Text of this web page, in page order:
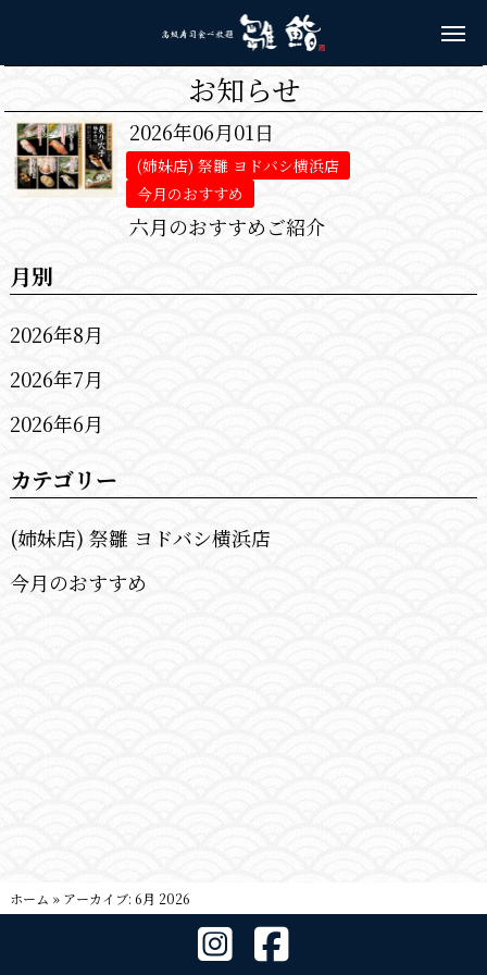
お知らせ
2026年06月01日
(姉妹店) 祭雛 ヨドバシ横浜店
今月のおすすめ
六月のおすすめご紹介
月別
2026年8月
2026年7月
2026年6月
カテゴリー
(姉妹店) 祭雛 ヨドバシ横浜店
今月のおすすめ
ホーム » アーカイブ: 6月 2026